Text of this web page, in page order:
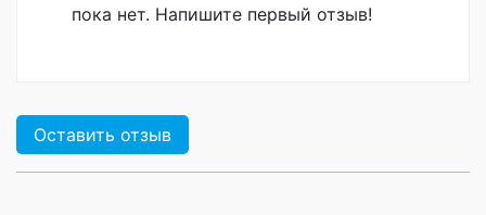
пока нет. Напишите первый отзыв!
Оставить отзыв